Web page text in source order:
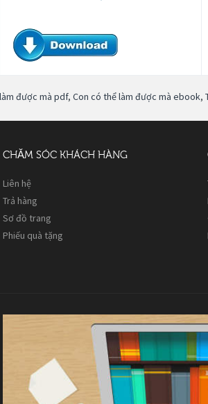
được mà pdf, Con có thể làm được mà ebook,
CHĂM SÓC KHÁCH HÀNG
Liên hệ
Trả hàng
Sơ đồ trang
Phiếu quà tặng